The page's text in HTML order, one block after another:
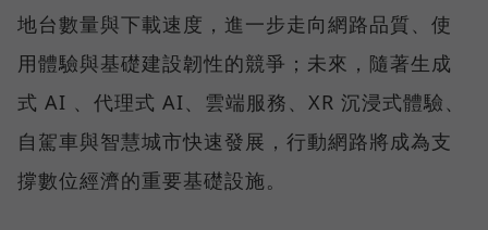
地台數量與下載速度，進一步走向網路品質、使
用體驗與基礎建設韌性的競爭；未來，隨著生成
式 AI 、代理式 AI、雲端服務、XR 沉浸式體驗、
自駕車與智慧城市快速發展，行動網路將成為支
撐數位經濟的重要基礎設施。